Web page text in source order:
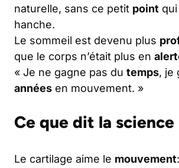
naturelle, sans ce petit point
hanche.
Le sommeil est devenu plus
que le corps n’était plus en
« Je ne gagne pas du temps, je
années en mouvement. »
Ce que dit la
Le cartilage aime le mouvement